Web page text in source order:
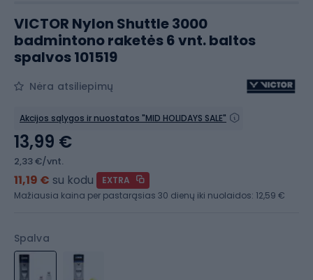
VICTOR Nylon Shuttle 3000
badmintono raketės 6 vnt. baltos
spalvos 101519
Nėra atsiliepimų
Akcijos sąlygos ir nuostatos "MID HOLIDAYS SALE"
Spalva
13,99 €
2,33 €/vnt.
11,19 € su kodu
EXTRA
Mažiausia kaina per pastarąsias 30 dienų iki nuolaidos: 12,59 €